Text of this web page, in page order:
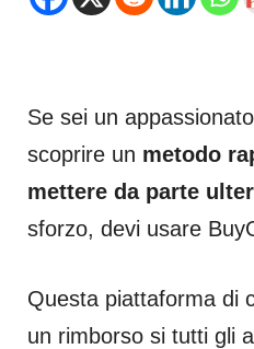
Se sei un
scoprire un metodo
mettere da parte
sforzo, devi usare
Questa piattaforma di
un rimborso si tutti gli